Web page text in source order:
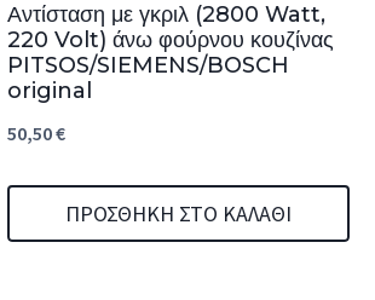
Αντίσταση με γκριλ (2800 Watt,
220 Volt) άνω φούρνου κουζίνας
PITSOS/SIEMENS/BOSCH
original
50,50€
ΠΡΟΣΘΉΚΗ ΣΤΟ ΚΑΛΆΘΙ